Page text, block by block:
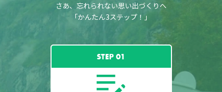
さあ、忘れられない思い出づくりへ
「かんたん3ステップ！」
STEP 01